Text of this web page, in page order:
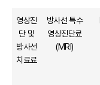
영상진
단 및
방사선
치료료
방사선 특수
영상진단료
(MRI)